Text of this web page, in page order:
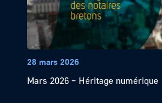
28 mars 2026
Mars 2026 – Héritage numérique